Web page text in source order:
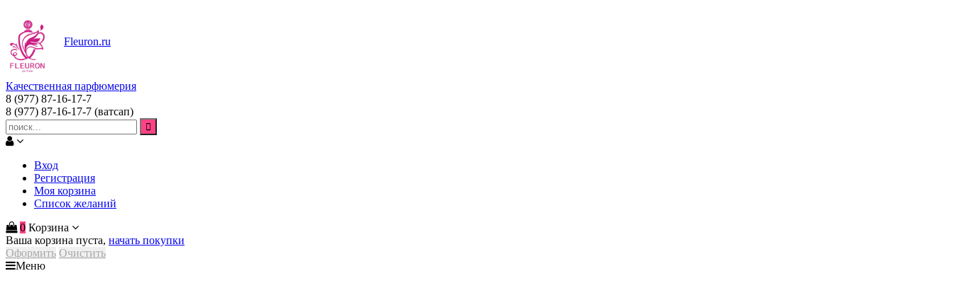
Fleuron.ru
Качественная парфюмерия
8 (977) 87-16-17-7
8 (977) 87-16-17-7 (ватсап)
Вход
Регистрация
Моя корзина
Список желаний
0 Корзина
Ваша корзина пуста, начать покупки
Оформить Очистить
Меню